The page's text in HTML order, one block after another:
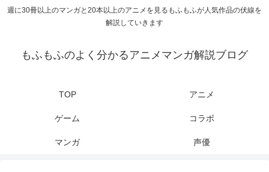
週に30冊以上のマンガと20本以上のアニメを見るもふもふが人気作品の伏線を
解説していきます
もふもふのよく分かるアニメマンガ解説ブログ
TOP アニメ
ゲーム コラボ
マンガ 声優